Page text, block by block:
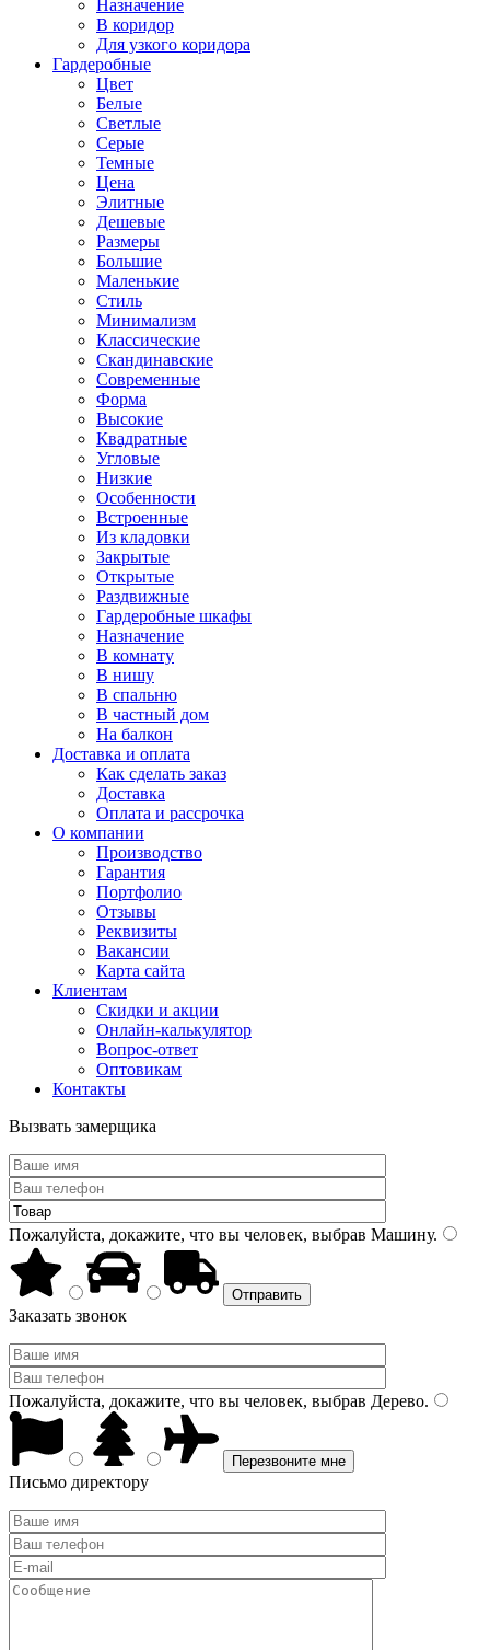
Назначение
В коридор
Для узкого коридора
Гардеробные
Цвет
Белые
Светлые
Серые
Темные
Цена
Элитные
Дешевые
Размеры
Большие
Маленькие
Стиль
Минимализм
Классические
Скандинавские
Современные
Форма
Высокие
Квадратные
Угловые
Низкие
Особенности
Встроенные
Из кладовки
Закрытые
Открытые
Раздвижные
Гардеробные шкафы
Назначение
В комнату
В нишу
В спальню
В частный дом
На балкон
Доставка и оплата
Как сделать заказ
Доставка
Оплата и рассрочка
О компании
Производство
Гарантия
Портфолио
Отзывы
Реквизиты
Вакансии
Карта сайта
Клиентам
Скидки и акции
Онлайн-калькулятор
Вопрос-ответ
Оптовикам
Контакты
Вызвать замерщика
Пожалуйста, докажите, что вы человек, выбрав Машину.
Заказать звонок
Пожалуйста, докажите, что вы человек, выбрав Дерево.
Письмо директору